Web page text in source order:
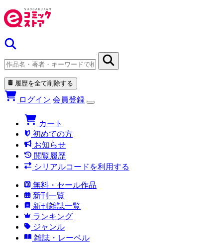
履歴を全て削除する
ログイン 会員登録
カート
初めての方
お知らせ
閲覧履歴
シリアルコードを利用する
無料・セール作品
新刊一覧
新刊雑誌一覧
ランキング
ジャンル
雑誌・レーベル